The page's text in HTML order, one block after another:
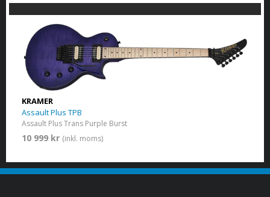
KRAMER
Assault Plus TPB
Assault Plus Trans Purple Burst
10 999 kr (inkl. moms)